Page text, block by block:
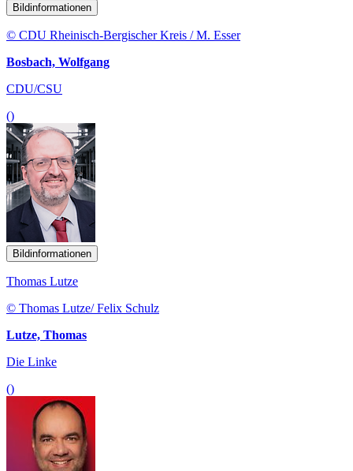
Bildinformationen
© CDU Rheinisch-Bergischer Kreis / M. Esser
Bosbach, Wolfgang
CDU/CSU
()
Bildinformationen
Thomas Lutze
© Thomas Lutze/ Felix Schulz
Lutze, Thomas
Die Linke
()